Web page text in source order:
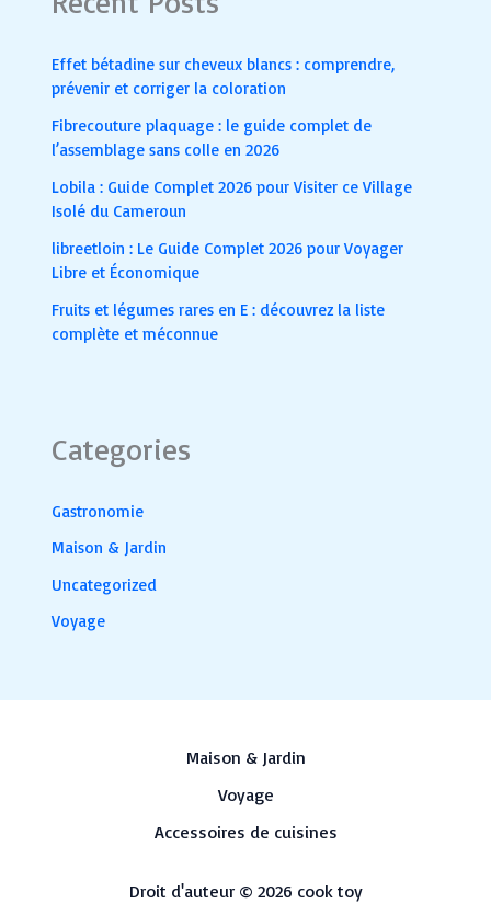
Effet bétadine sur cheveux blancs : comprendre,
prévenir et corriger la coloration
Fibrecouture plaquage : le guide complet de
l’assemblage sans colle en 2026
Lobila : Guide Complet 2026 pour Visiter ce Village
Isolé du Cameroun
libreetloin : Le Guide Complet 2026 pour Voyager
Libre et Économique
Fruits et légumes rares en E : découvrez la liste
complète et méconnue
Categories
Gastronomie
Maison & Jardin
Uncategorized
Voyage
Maison & Jardin
Voyage
Accessoires de cuisines
Droit d'auteur © 2026 cook toy